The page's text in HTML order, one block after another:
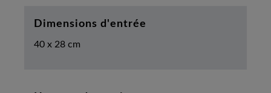
Dimensions d'entrée
40 x 28 cm